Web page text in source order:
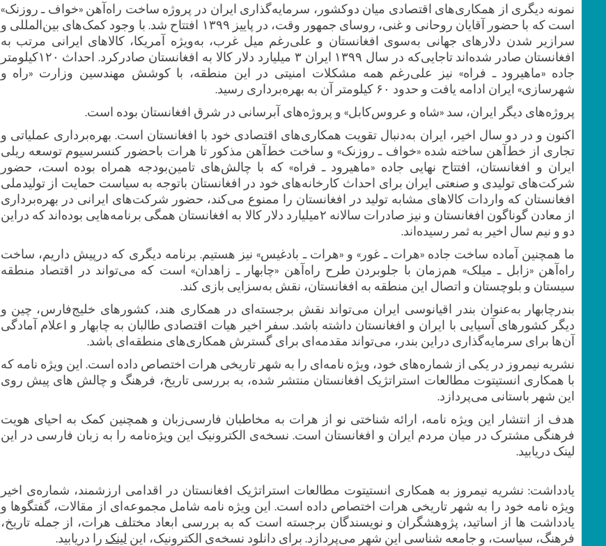
نمونه دیگری‌ از همکاری‌های اقتصادی میان دوکشور، سرمایه‌گذاری ایران در پروژه ساخت راه‌آهن «خواف ـ روزنک»
است که با حضور آقایان روحانی و غنی، روسای جمهور وقت، در پاییز ۱۳۹۹ افتتاح شد. با وجود کمک‌های بین‌المللی و
سرازیر شدن دلارهای ‌جهانی به‌سوی افغانستان و علی‌رغم میل غرب، به‌ویژه آمریکا، کالاهای ‌ایرانی مرتب به
افغانستان صادر شده‌اند تاجایی‌که در سال ۱۳۹۹ ایران ۳ میلیارد ‌دلار کالا به افغانستان صادرکرد. احداث ۱۲۰کیلومتر
جاده «ماهیرود ـ فراه» نیز علی‌رغم همه مشکلات امنیتی در این منطقه، با کوشش مهندسین وزارت «راه و
شهرسازی» ایران ادامه یافت و حدود ۶۰ کیلومتر آن به‌ بهره‌برداری رسید.
پروژه‌های دیگر ایران، سد «شاه و عروس‌کابل» و پروژه‌های آبرسانی در شرق افغانستان بوده است.
اکنون و در دو سال اخیر، ایران به‌دنبال تقویت همکاری‌های اقتصادی خود با افغانستان است. بهره‌برداری عملیاتی و
تجاری از خط‌آهن ساخته‌ شده «خواف ـ روزنک» و ساخت خط‌آهن مذکور تا هرات باحضور کنسرسیوم توسعه ‌ریلی
ایران و افغانستان، افتتاح نهایی جاده «ماهیرود ـ فراه» که با چالش‌های تامین‌بودجه همراه بوده است، حضور
شرکت‌های تولیدی و صنعتی ایران برای احداث کارخانه‌های خود در افغانستان باتوجه به سیاست حمایت از تولیدملی
افغانستان که واردات کالاهای‌ مشابه تولید در افغانستان را ممنوع می‌کند، حضور شرکت‌های ایرانی در بهره‌برداری
از معادن گوناگون افغانستان و نیز صادرات سالانه ۲میلیارد دلار کالا به افغانستان همگی برنامه‌هایی بوده‌اند که دراین
دو و نیم‌ سال اخیر به ثمر رسیده‌اند.
ما همچنین آماده ساخت جاده «هرات ـ غور» و «هرات ـ بادغیس» نیز هستیم. برنامه‌ دیگری که درپیش داریم، ساخت
راه‌آهن «زابل ـ میلک» هم‌زمان با جلوبردن طرح راه‌آهن «چابهار ـ زاهدان» است که می‌تواند در اقتصاد منطقه
سیستان ‌و ‌بلوچستان و اتصال این منطقه به افغانستان، نقش به‌سزایی بازی کند.
بندرچابهار به‌عنوان بندر اقیانوسی ایران می‌تواند نقش برجسته‌ای در همکاری هند، کشورهای خلیج‌فارس، چین و
دیگر کشورهای آسیایی با ایران و افغانستان داشته باشد. سفر اخیر هیات اقتصادی طالبان به چابهار و اعلام آمادگی
آن‌ها برای سرمایه‌گذاری دراین بندر، می‌تواند مقدمه‌ای برای گسترش همکاری‌های منطقه‌ای باشد.
نشریه نیمروز در یکی از شماره‌های خود، ویژه نامه‌ای را به شهر تاریخی هرات اختصاص داده است. این ویژه نامه که
با همکاری انستیتوت مطالعات استراتژیک افغانستان منتشر شده، به بررسی تاریخ، فرهنگ و چالش های پیش روی
این شهر باستانی می‌پردازد.
هدف از انتشار این ویژه نامه، ارائه شناختی نو از هرات به مخاطبان فارسی‌زبان و همچنین کمک به احیای هویت
فرهنگی مشترک در میان مردم ایران و افغانستان است. نسخه‌ی الکترونیک این ویژه‌نامه را به زبان فارسی در این
لینک دریابید.
یادداشت: نشریه نیمروز به همکاری انستیتوت مطالعات استراتژیک افغانستان در اقدامی ارزشمند، شماره‌ی اخیر
ویژه نامه‌ خود را به شهر تاریخی هرات اختصاص داده است. این ویژه نامه شامل مجموعه‌ای از مقالات، گفتگوها و
یادداشت ها از اساتید، پژوهشگران و نویسندگان برجسته است که به بررسی ابعاد مختلف هرات، از جمله تاریخ،
فرهنگ، سیاست، و جامعه شناسی این شهر می‌پردازد. برای دانلود نسخه‌ی الکترونیک، این لینک را دریابید.